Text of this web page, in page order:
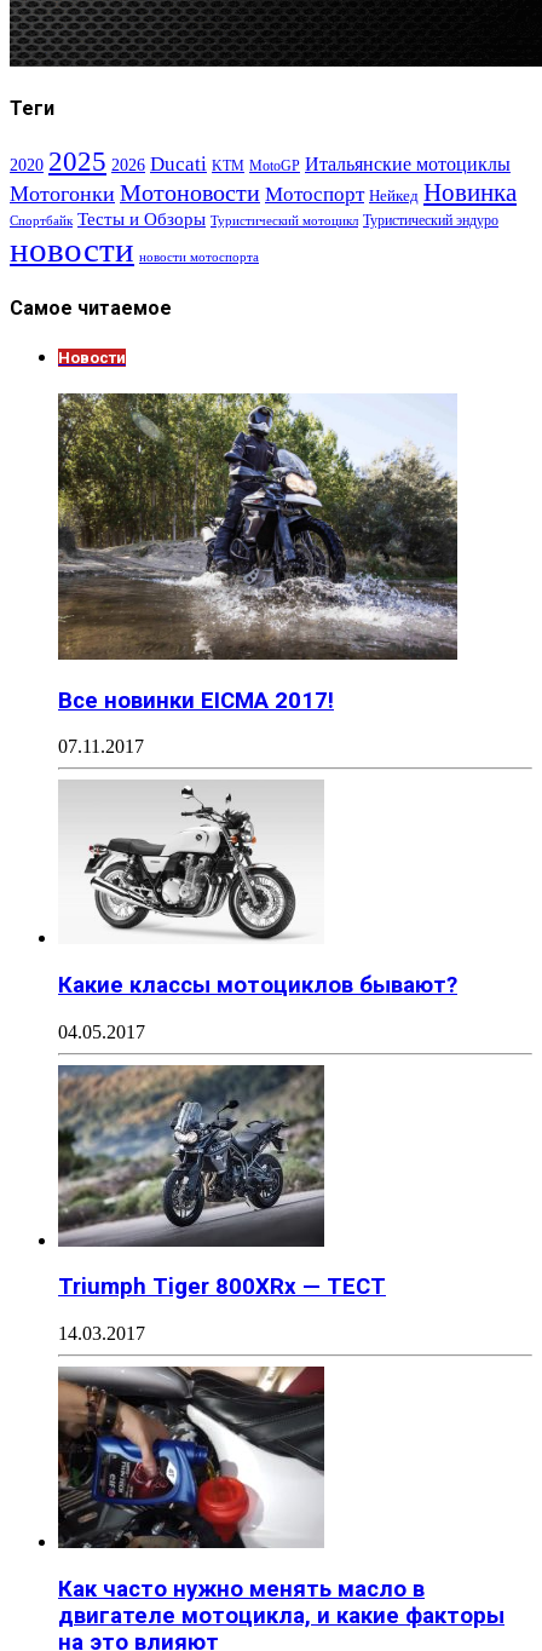
Теги
2020 2025 2026 Ducati KTM MotoGP Итальянские мотоциклы
Мотогонки Мотоновости Мотоспорт Нейкед Новинка
Спортбайк Тесты и Обзоры Туристический мотоцикл Туристический эндуро
новости новости мотоспорта
Самое читаемое
Новости
Все новинки EICMA 2017!
07.11.2017
Какие классы мотоциклов бывают?
04.05.2017
Triumph Tiger 800XRx — ТЕСТ
14.03.2017
Как часто нужно менять масло в
двигателе мотоцикла, и какие факторы
на это влияют